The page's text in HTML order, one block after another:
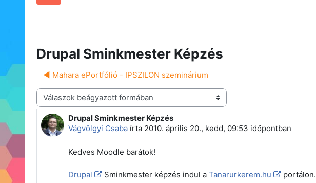
Drupal Sminkmester Képzés
◀︎ Mahara ePortfólió - IPSZILON szeminárium
Megjelenítési mód
Drupal Sminkmester Képzés
Vágvölgyi Csaba írta 2010. április 20., kedd, 09:53 időpontban
Válaszok szám: 0
Kedves Moodle barátok!
Drupal Sminkmester képzés indul a Tanarurkerem.hu portálon.